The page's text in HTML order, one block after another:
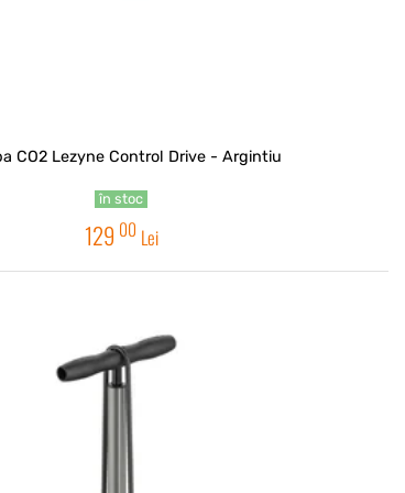
CO2 Lezyne Control Drive - Argintiu
în stoc
129 00 Lei